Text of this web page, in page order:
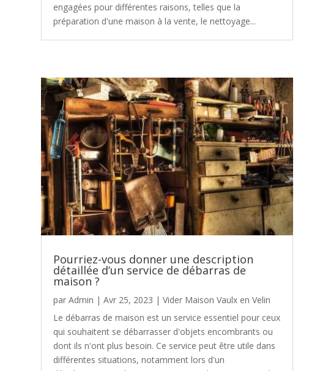
engagées pour différentes raisons, telles que la
préparation d'une maison à la vente, le nettoyage...
Pourriez-vous donner une description
détaillée d’un service de débarras de
maison ?
parAdmin |Avr 25, 2023 |Vider Maison Vaulx en Velin
Le débarras de maison est un service essentiel pour ceux
qui souhaitent se débarrasser d'objets encombrants ou
dont ils n'ont plus besoin. Ce service peut être utile dans
différentes situations, notamment lors d'un